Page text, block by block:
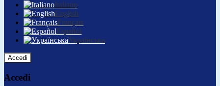
Italiano
English
Français
Español
Українська
Accedi
Accedi